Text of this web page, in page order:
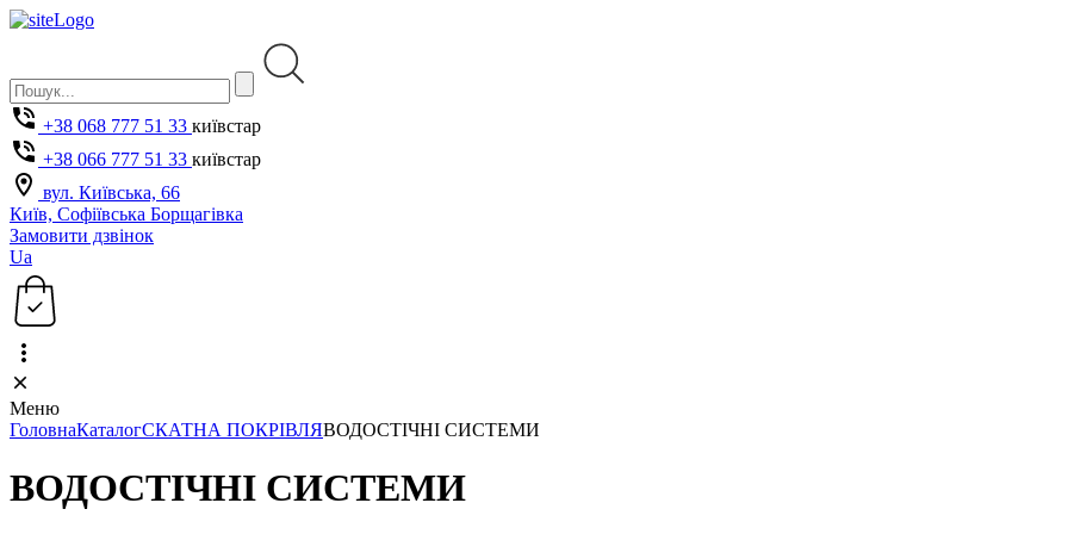
+38 068 777 51 33 київстар
+38 066 777 51 33 київстар
вул. Київська, 66
Київ, Софіївська Борщагівка
Замовити дзвінок
Ua
Меню
ГоловнаКаталогСКАТНА ПОКРІВЛЯВОДОСТІЧНІ СИСТЕМИ
ВОДОСТІЧНІ СИСТЕМИ